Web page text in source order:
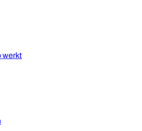
werkt